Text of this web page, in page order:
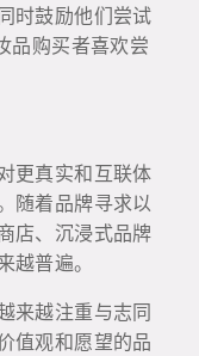
时鼓励他们尝试
品购买者喜欢尝
更真实和互联体
随着品牌寻求以
店、沉浸式品牌
越普遍。
来越注重与志同
值观和愿望的品